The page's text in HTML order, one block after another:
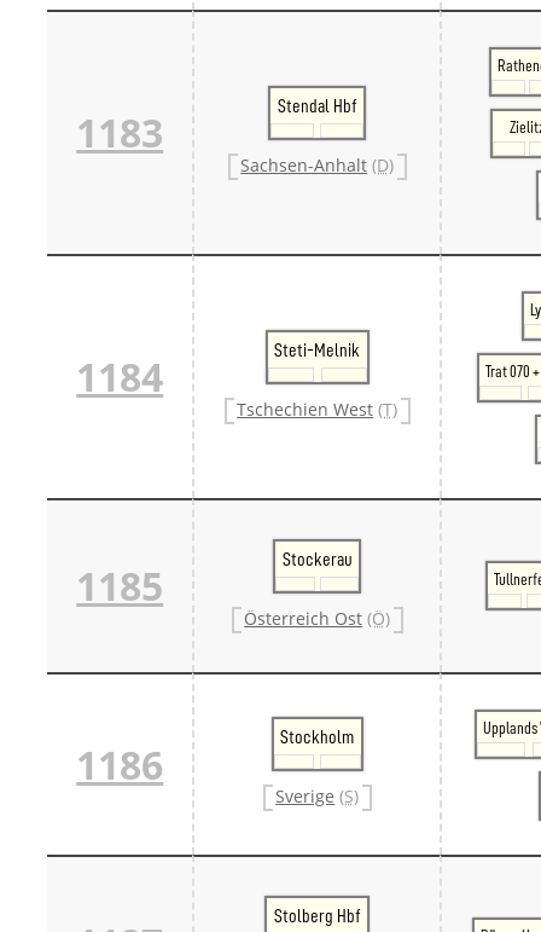
1183
Stendal Hbf
Sachsen-Anhalt (D)
1184
Steti-Melnik
Tschechien West (T)
Trat 070
1185
Stockerau
Österreich Ost (Ö)
1186
Stockholm
Sverige (S)
Upplands
Stolberg Hbf